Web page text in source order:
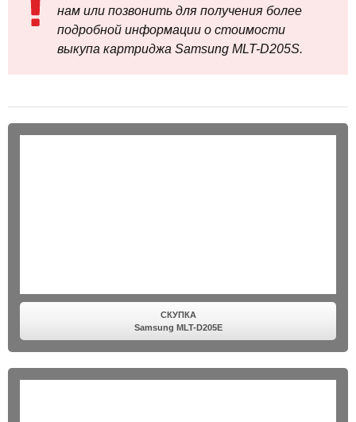
нам или позвонить для получения более
подробной информации о стоимости
выкупа картриджа Samsung MLT-D205S.
СКУПКА
Samsung MLT-D205E